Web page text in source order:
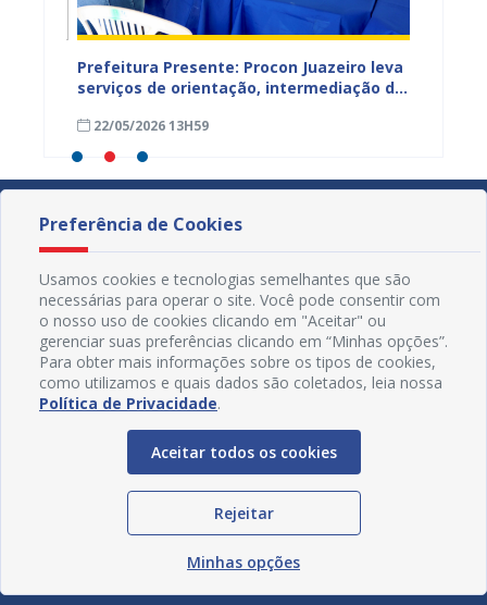
Prefeitura Presente: Procon Juazeiro leva
serviços de orientação, intermediação de
a Lagoa do Salitre
22/05/2026 13H59
Redes Sociais
Preferência de Cookies
Usamos cookies e tecnologias semelhantes que são
necessárias para operar o site. Você pode consentir com
o nosso uso de cookies clicando em "Aceitar" ou
gerenciar suas preferências clicando em “Minhas opções”.
Para obter mais informações sobre os tipos de cookies,
como utilizamos e quais dados são coletados, leia nossa
Política de Privacidade.
Aceitar todos os cookies
Rejeitar
Minhas opções